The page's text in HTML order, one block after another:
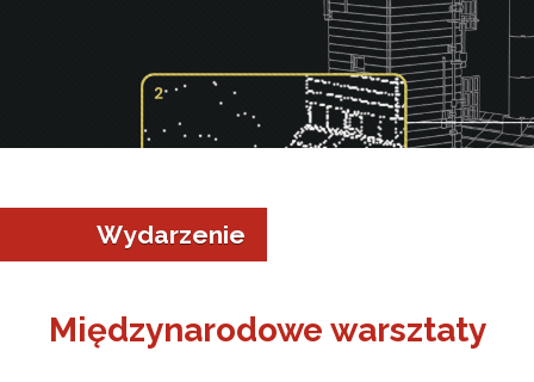
Wydarzenie
Międzynarodowe warsztaty